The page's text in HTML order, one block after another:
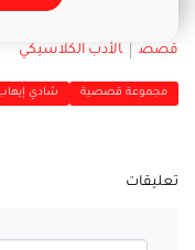
قصص الأدب الكلاسيكي
مجموعة قصصية شادي
تعليقات